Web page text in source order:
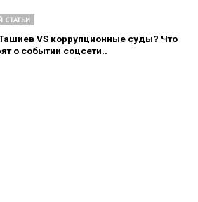
СТАТЬИ
VS коррупционные суды? Что
о событии соцсети..